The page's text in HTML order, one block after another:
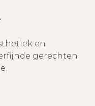
en
gerechten